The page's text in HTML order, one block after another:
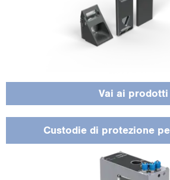
Vai ai pro­dot­ti
Cu­sto­die di pro­te­zio­ne
Sono par­ti­co­lar­men­te adat­ti agli am­bien­ti dif­fi­ci­li
scin­til­le, ca­lo­re e pol­ve­re nelle